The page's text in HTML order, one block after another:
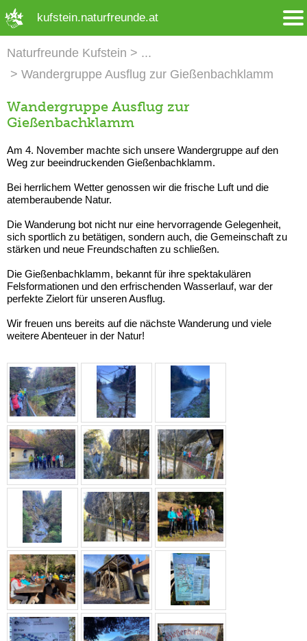
kufstein.naturfreunde.at
Naturfreunde Kufstein
Wandergruppe Ausflug zur Gießenbachklamm
Wandergruppe Ausflug zur
Gießenbachklamm
Am 4. November machte sich unsere Wandergruppe auf den
Weg zur beeindruckenden Gießenbachklamm.
Bei herrlichem Wetter genossen wir die frische Luft und die
atemberaubende Natur.
Die Wanderung bot nicht nur eine hervorragende Gelegenheit,
sich sportlich zu betätigen, sondern auch, die Gemeinschaft zu
stärken und neue Freundschaften zu schließen.
Die Gießenbachklamm, bekannt für ihre spektakulären
Felsformationen und den erfrischenden Wasserlauf, war der
perfekte Zielort für unseren Ausflug.
Wir freuen uns bereits auf die nächste Wanderung und viele
weitere Abenteuer in der Natur!